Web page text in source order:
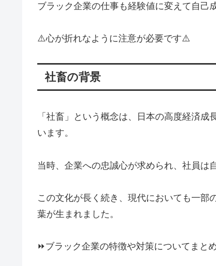
ブラック企業の仕事も経験値に変えて自己
⚠️心が折れなように注意が必要です⚠️
社畜の背景
「社畜」という概念は、日本の高度経済
います。
当時、企業への忠誠心が求められ、社員は
この文化が長く続き、現代においても一部
葉が生まれました。
⏩️ブラック企業の特徴や対策についてまと